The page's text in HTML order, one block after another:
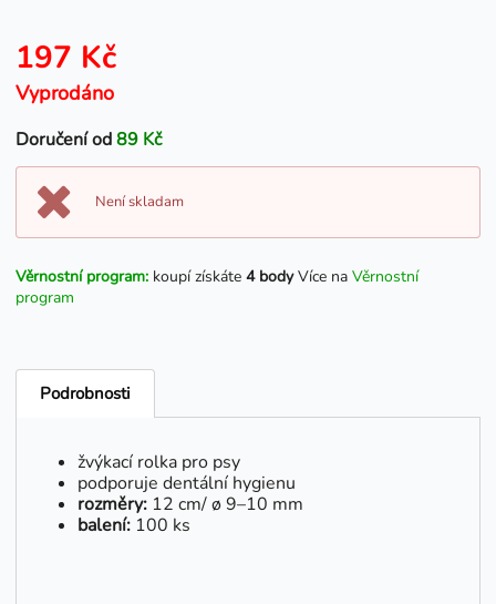
197 Kč
Vyprodáno
Doručení od89 Kč
Není skladam
Věrnostní program: koupí získáte 4 bodyVíce na Věrnostní
program
Podrobnosti
žvýkací rolka pro psy
podporuje dentální hygienu
rozměry: 12 cm/ ø 9–10 mm
balení: 100 ks